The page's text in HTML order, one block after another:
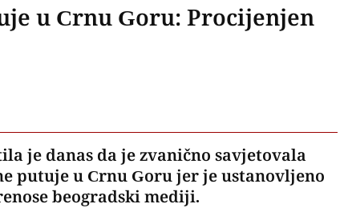
u Crnu Goru: Procijenjen
je danas da je zvanično savjetovala
putuje u Crnu Goru jer je ustanovljeno
beogradski mediji.